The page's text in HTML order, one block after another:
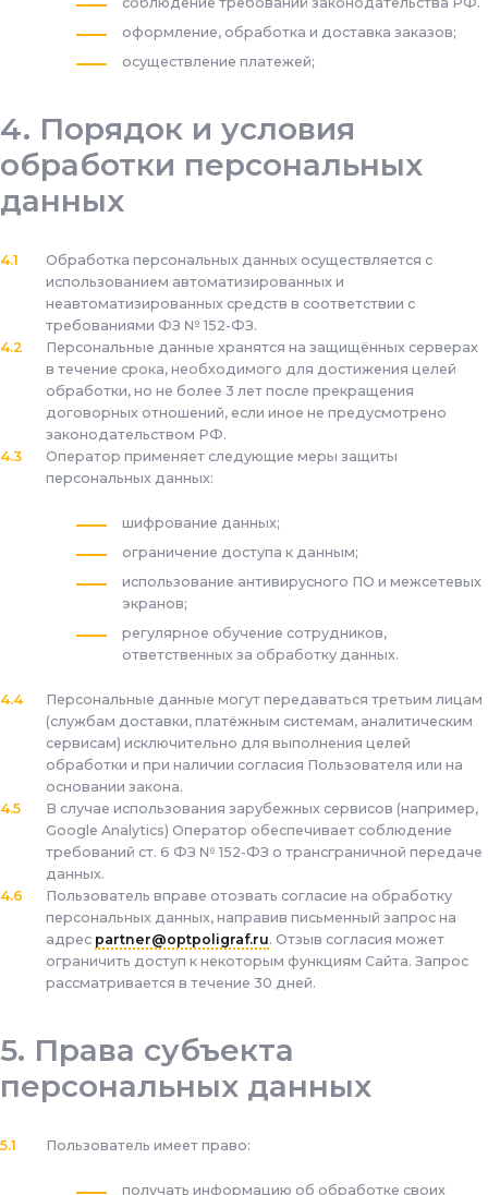
оформление, обработка и доставка заказов;
осуществление платежей;
Порядок и условия
обработки персональных
данных
Обработка персональных данных осуществляется с
использованием автоматизированных и
неавтоматизированных средств в соответствии с
требованиями ФЗ № 152-ФЗ.
Персональные данные хранятся на защищённых серверах
в течение срока, необходимого для достижения целей
обработки, но не более 3 лет после прекращения
договорных отношений, если иное не предусмотрено
законодательством РФ.
Оператор применяет следующие меры защиты
персональных данных:
шифрование данных;
ограничение доступа к данным;
использование антивирусного ПО и межсетевых
экранов;
регулярное обучение сотрудников,
ответственных за обработку данных.
Персональные данные могут передаваться третьим лицам
(службам доставки, платёжным системам, аналитическим
сервисам) исключительно для выполнения целей
обработки и при наличии согласия Пользователя или на
основании закона.
В случае использования зарубежных сервисов (например,
Google Analytics) Оператор обеспечивает соблюдение
требований ст. 6 ФЗ № 152-ФЗ о трансграничной передаче
данных.
Пользователь вправе отозвать согласие на обработку
персональных данных, направив письменный запрос на
адрес partner@optpoligraf.ru. Отзыв согласия может
ограничить доступ к некоторым функциям Сайта. Запрос
рассматривается в течение 30 дней.
Права субъекта
персональных данных
Пользователь имеет право:
получать информацию об обработке своих